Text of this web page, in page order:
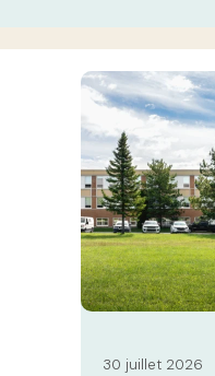
30 juillet 2026